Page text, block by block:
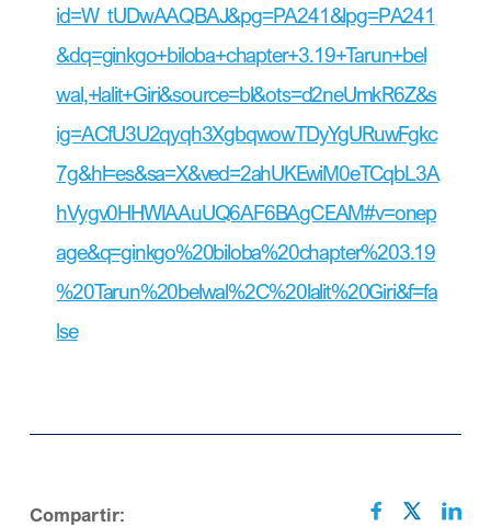
id=W_tUDwAAQBAJ&pg=PA241&lpg=PA241
&dq=ginkgo+biloba+chapter+3.19+Tarun+bel
wal,+lalit+Giri&source=bl&ots=d2neUmkR6Z&s
ig=ACfU3U2qyqh3XgbqwowTDyYgURuwFgkc
7g&hl=es&sa=X&ved=2ahUKEwiM0eTCqbL3A
hVygv0HHWIAAuUQ6AF6BAgCEAM#v=onep
age&q=ginkgo%20biloba%20chapter%203.19
%20Tarun%20belwal%2C%20lalit%20Giri&f=fa
lse
Compartir: